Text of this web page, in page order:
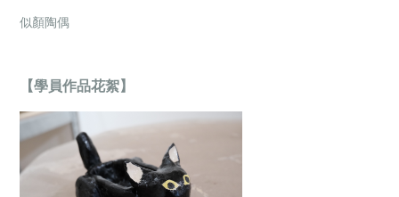
似顏陶偶
【學員作品花絮】